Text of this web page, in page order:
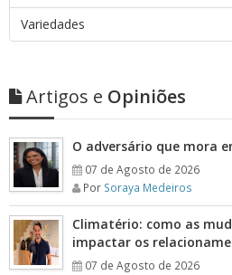
Variedades
Artigos e Opiniões
O adversário que mora
07 de Agosto de 2026
Por Soraya Medeiros
Climatério: como as
impactar os
07 de Agosto de 2026